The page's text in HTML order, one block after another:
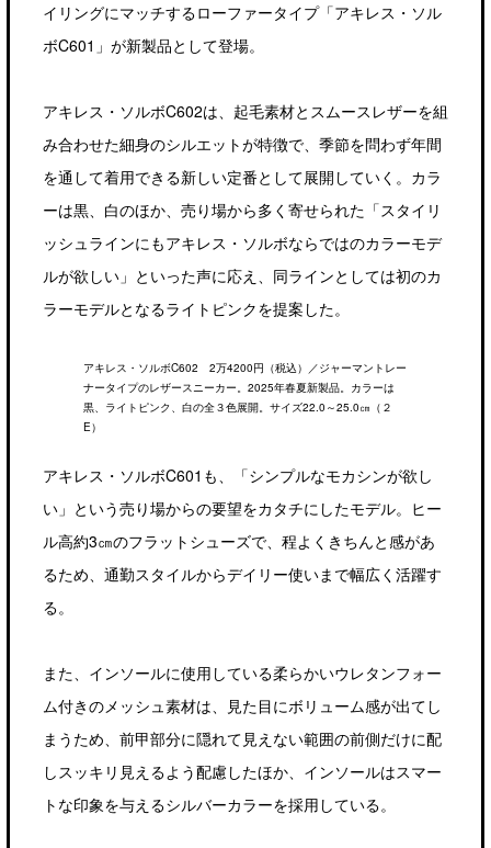
イリングにマッチするローファータイプ「アキレス・ソル
ボC601」が新製品として登場。
アキレス・ソルボC602は、起毛素材とスムースレザーを組
み合わせた細身のシルエットが特徴で、季節を問わず年間
を通して着用できる新しい定番として展開していく。カラ
ーは黒、白のほか、売り場から多く寄せられた「スタイリ
ッシュラインにもアキレス・ソルボならではのカラーモデ
ルが欲しい」といった声に応え、同ラインとしては初のカ
ラーモデルとなるライトピンクを提案した。
アキレス・ソルボC602 2万4200円（税込）／ジャーマントレー
ナータイプのレザースニーカー。2025年春夏新製品。カラーは
黒、ライトピンク、白の全３色展開。サイズ22.0～25.0㎝（２
E）
アキレス・ソルボC601も、「シンプルなモカシンが欲し
い」という売り場からの要望をカタチにしたモデル。ヒー
ル高約3㎝のフラットシューズで、程よくきちんと感があ
るため、通勤スタイルからデイリー使いまで幅広く活躍す
る。
また、インソールに使用している柔らかいウレタンフォー
ム付きのメッシュ素材は、見た目にボリューム感が出てし
まうため、前甲部分に隠れて見えない範囲の前側だけに配
しスッキリ見えるよう配慮したほか、インソールはスマー
トな印象を与えるシルバーカラーを採用している。